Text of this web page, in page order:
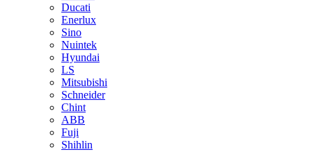
Ducati
Enerlux
Sino
Nuintek
Hyundai
LS
Mitsubishi
Schneider
Chint
ABB
Fuji
Shihlin